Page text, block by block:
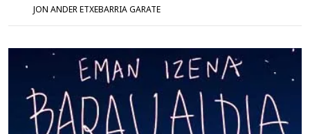
JON ANDER ETXEBARRIA GARATE